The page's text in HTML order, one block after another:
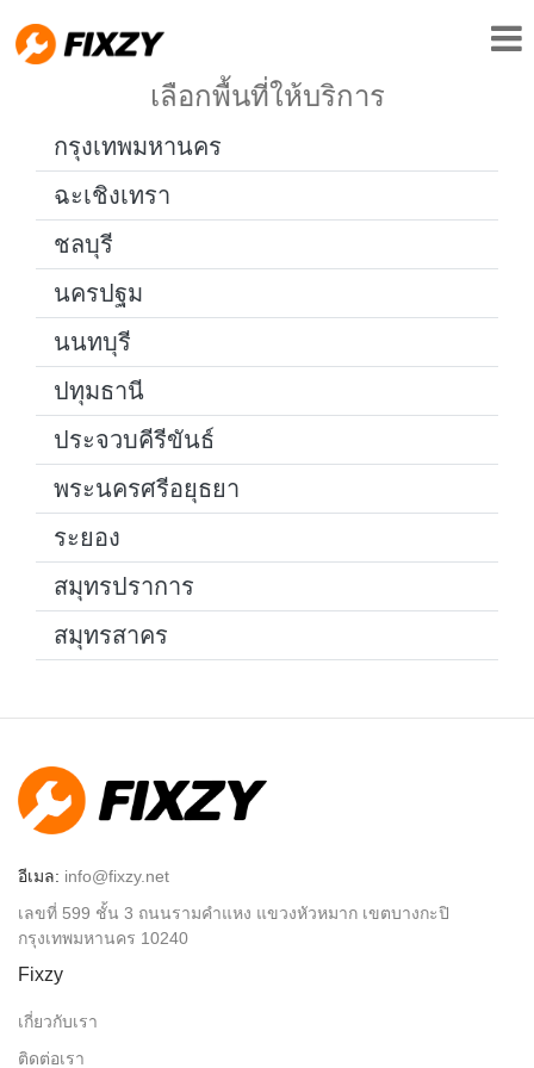
เลือกพื้นที่ให้บริการ
กรุงเทพมหานคร
ฉะเชิงเทรา
ชลบุรี
นครปฐม
นนทบุรี
ปทุมธานี
ประจวบคีรีขันธ์
พระนครศรีอยุธยา
ระยอง
สมุทรปราการ
สมุทรสาคร
อีเมล: info@fixzy.net
เลขที่ 599 ชั้น 3 ถนนรามคำแหง แขวงหัวหมาก เขตบางกะปิ
กรุงเทพมหานคร 10240
Fixzy
เกี่ยวกับเรา
ติดต่อเรา